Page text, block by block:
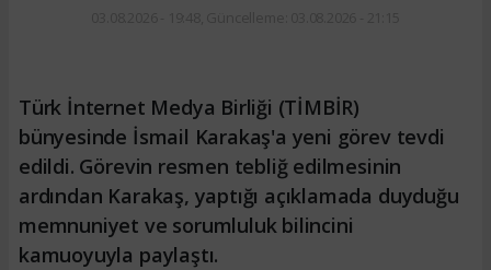
Türk İnternet Medya Birliği (TİMBİR)
bünyesinde İsmail Karakaş'a yeni görev tevdi
edildi. Görevin resmen tebliğ edilmesinin
ardından Karakaş, yaptığı açıklamada duyduğu
memnuniyet ve sorumluluk bilincini
kamuoyuyla paylaştı.